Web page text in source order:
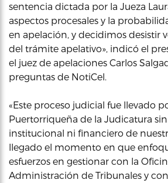
sentencia dictada por la Jueza
aspectos procesales y la
en apelación, y decidimos desistir
del trámite apelativo», indicó el
el juez de apelaciones Carlos
preguntas de NotiCel.
«Este proceso judicial fue llevado
Puertorriqueña de la Judicatura
institucional ni financiero de
llegado el momento en que
esfuerzos en gestionar con la
Administración de Tribunales y